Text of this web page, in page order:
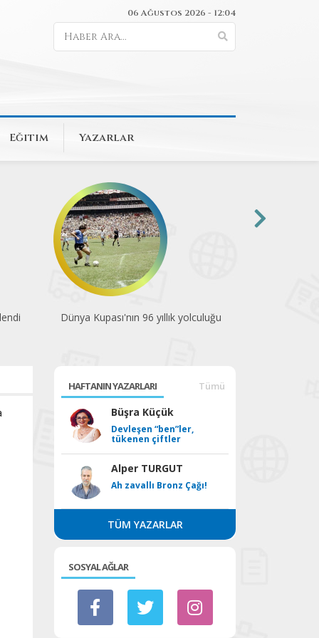
06 Ağustos 2026 - 12:04
Eğitim Yazarlar
Dünya Kupası'nın 96 yıllık yolculuğu
HAFTANIN YAZARLARI Tümü
Büşra Küçük
Devleşen “ben”ler,
tükenen çiftler
Alper TURGUT
Ah zavallı Bronz Çağı!
TÜM YAZARLAR
SOSYAL AĞLAR